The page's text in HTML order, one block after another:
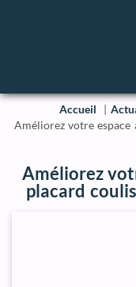
Accueil
Améliorez votre
Améliorez
placard